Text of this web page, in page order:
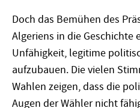
Doch das Bemühen des
Algeriens in die Geschichte
Unfähigkeit, legitime
aufzubauen. Die vielen
Wahlen zeigen, dass die
Augen der Wähler nicht